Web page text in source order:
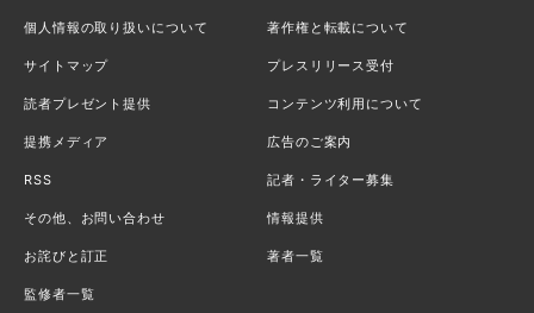
個人情報の取り扱いについて 著作権と転載について
サイトマップ プレスリリース受付
読者プレゼント提供 コンテンツ利用について
提携メディア 広告のご案内
RSS 記者・ライター募集
その他、お問い合わせ 情報提供
お詫びと訂正 著者一覧
監修者一覧